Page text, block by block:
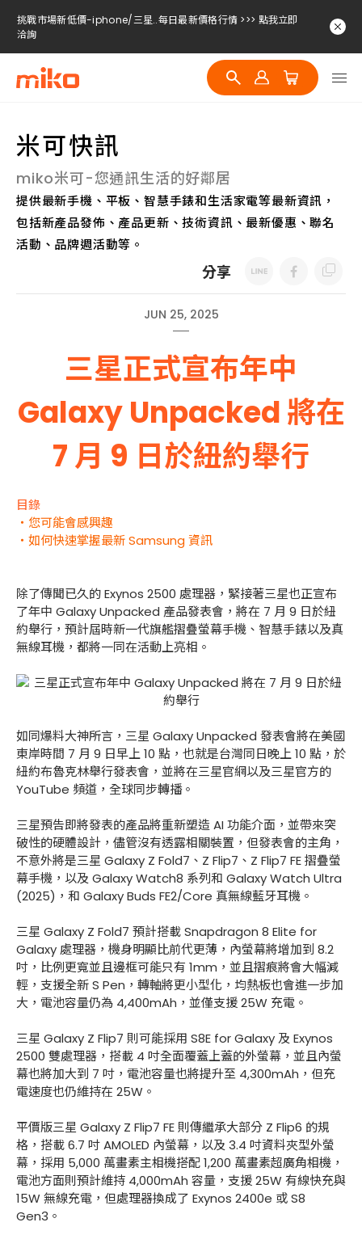
挑戰市場新低價-iphone/三星..每日最新價格行情 >>> 點我立即
洽詢
挑戰市場新低價-iphone/三星..每日最新價格行情 >>> 點我立即
洽詢
挑戰市場新低價-iphone/三星..每日最新價格行情 >>> 點我立即
米可快訊
miko米可-您通訊生活的好鄰居
提供最新手機、平板、智慧手錶和生活家電等最新資訊，
包括新產品發佈、產品更新、技術資訊、最新優惠、聯名
活動、品牌週活動等。
分享
JUN 25, 2025
三星正式宣布年中
Galaxy Unpacked 將在
7 月 9 日於紐約舉行
目錄
・您可能會感興趣
・如何快速掌握最新 Samsung 資訊
除了傳聞已久的 Exynos 2500 處理器，緊接著三星也正宣布
了年中 Galaxy Unpacked 產品發表會，將在 7 月 9 日於紐
約舉行，預計屆時新一代旗艦摺疊螢幕手機、智慧手錶以及真
無線耳機，都將一同在活動上亮相。
如同爆料大神所言，三星 Galaxy Unpacked 發表會將在美國
東岸時間 7 月 9 日早上 10 點，也就是台灣同日晚上 10 點，於
紐約布魯克林舉行發表會，並將在三星官網以及三星官方的
YouTube 頻道，全球同步轉播。
三星預告即將發表的產品將重新塑造 AI 功能介面，並帶來突
破性的硬體設計，儘管沒有透露相關裝置，但發表會的主角，
不意外將是三星 Galaxy Z Fold7、Z Flip7、Z Flip7 FE 摺疊螢
幕手機，以及 Galaxy Watch8 系列和 Galaxy Watch Ultra
(2025)，和 Galaxy Buds FE2/Core 真無線藍牙耳機。
三星 Galaxy Z Fold7 預計搭載 Snapdragon 8 Elite for
Galaxy 處理器，機身明顯比前代更薄，內螢幕將增加到 8.2
吋，比例更寬並且邊框可能只有 1mm，並且摺痕將會大幅減
輕，支援全新 S Pen，轉軸將更小型化，均熱板也會進一步加
大，電池容量仍為 4,400mAh，並僅支援 25W 充電。
三星 Galaxy Z Flip7 則可能採用 S8E for Galaxy 及 Exynos
2500 雙處理器，搭載 4 吋全面覆蓋上蓋的外螢幕，並且內螢
幕也將加大到 7 吋，電池容量也將提升至 4,300mAh，但充
電速度也仍維持在 25W。
平價版三星 Galaxy Z Flip7 FE 則傳繼承大部分 Z Flip6 的規
格，搭載 6.7 吋 AMOLED 內螢幕，以及 3.4 吋資料夾型外螢
幕，採用 5,000 萬畫素主相機搭配 1,200 萬畫素超廣角相機，
電池方面則預計維持 4,000mAh 容量，支援 25W 有線快充與
15W 無線充電，但處理器換成了 Exynos 2400e 或 S8
Gen3。